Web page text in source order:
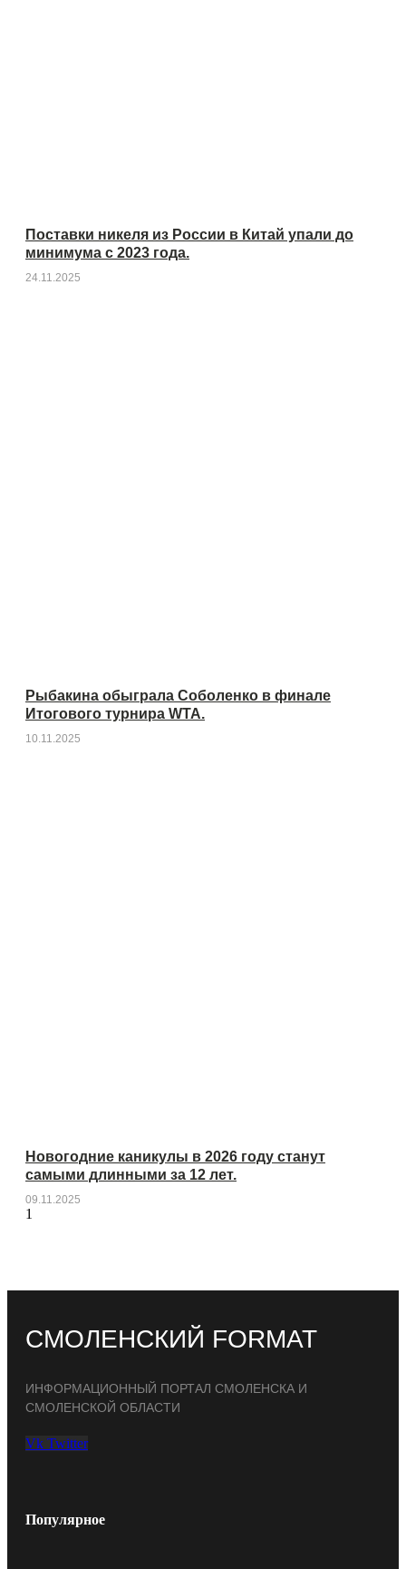
Поставки никеля из России в Китай упали до
минимума с 2023 года.
24.11.2025
Рыбакина обыграла Соболенко в финале
Итогового турнира WTA.
10.11.2025
Новогодние каникулы в 2026 году станут
самыми длинными за 12 лет.
09.11.2025
СМОЛЕНСКИЙ FORMAT
ИНФОРМАЦИОННЫЙ ПОРТАЛ СМОЛЕНСКА И
СМОЛЕНСКОЙ ОБЛАСТИ
Vk Twitter
Популярное